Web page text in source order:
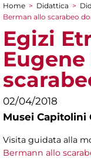
Tu sei qui
Home > Didattica >
Berman allo scarabeo
Egizi
02/04/2018
Musei Capitolini
Visita guidata alla
Bermann allo